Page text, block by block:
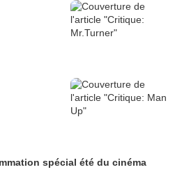
spécial été du cinéma